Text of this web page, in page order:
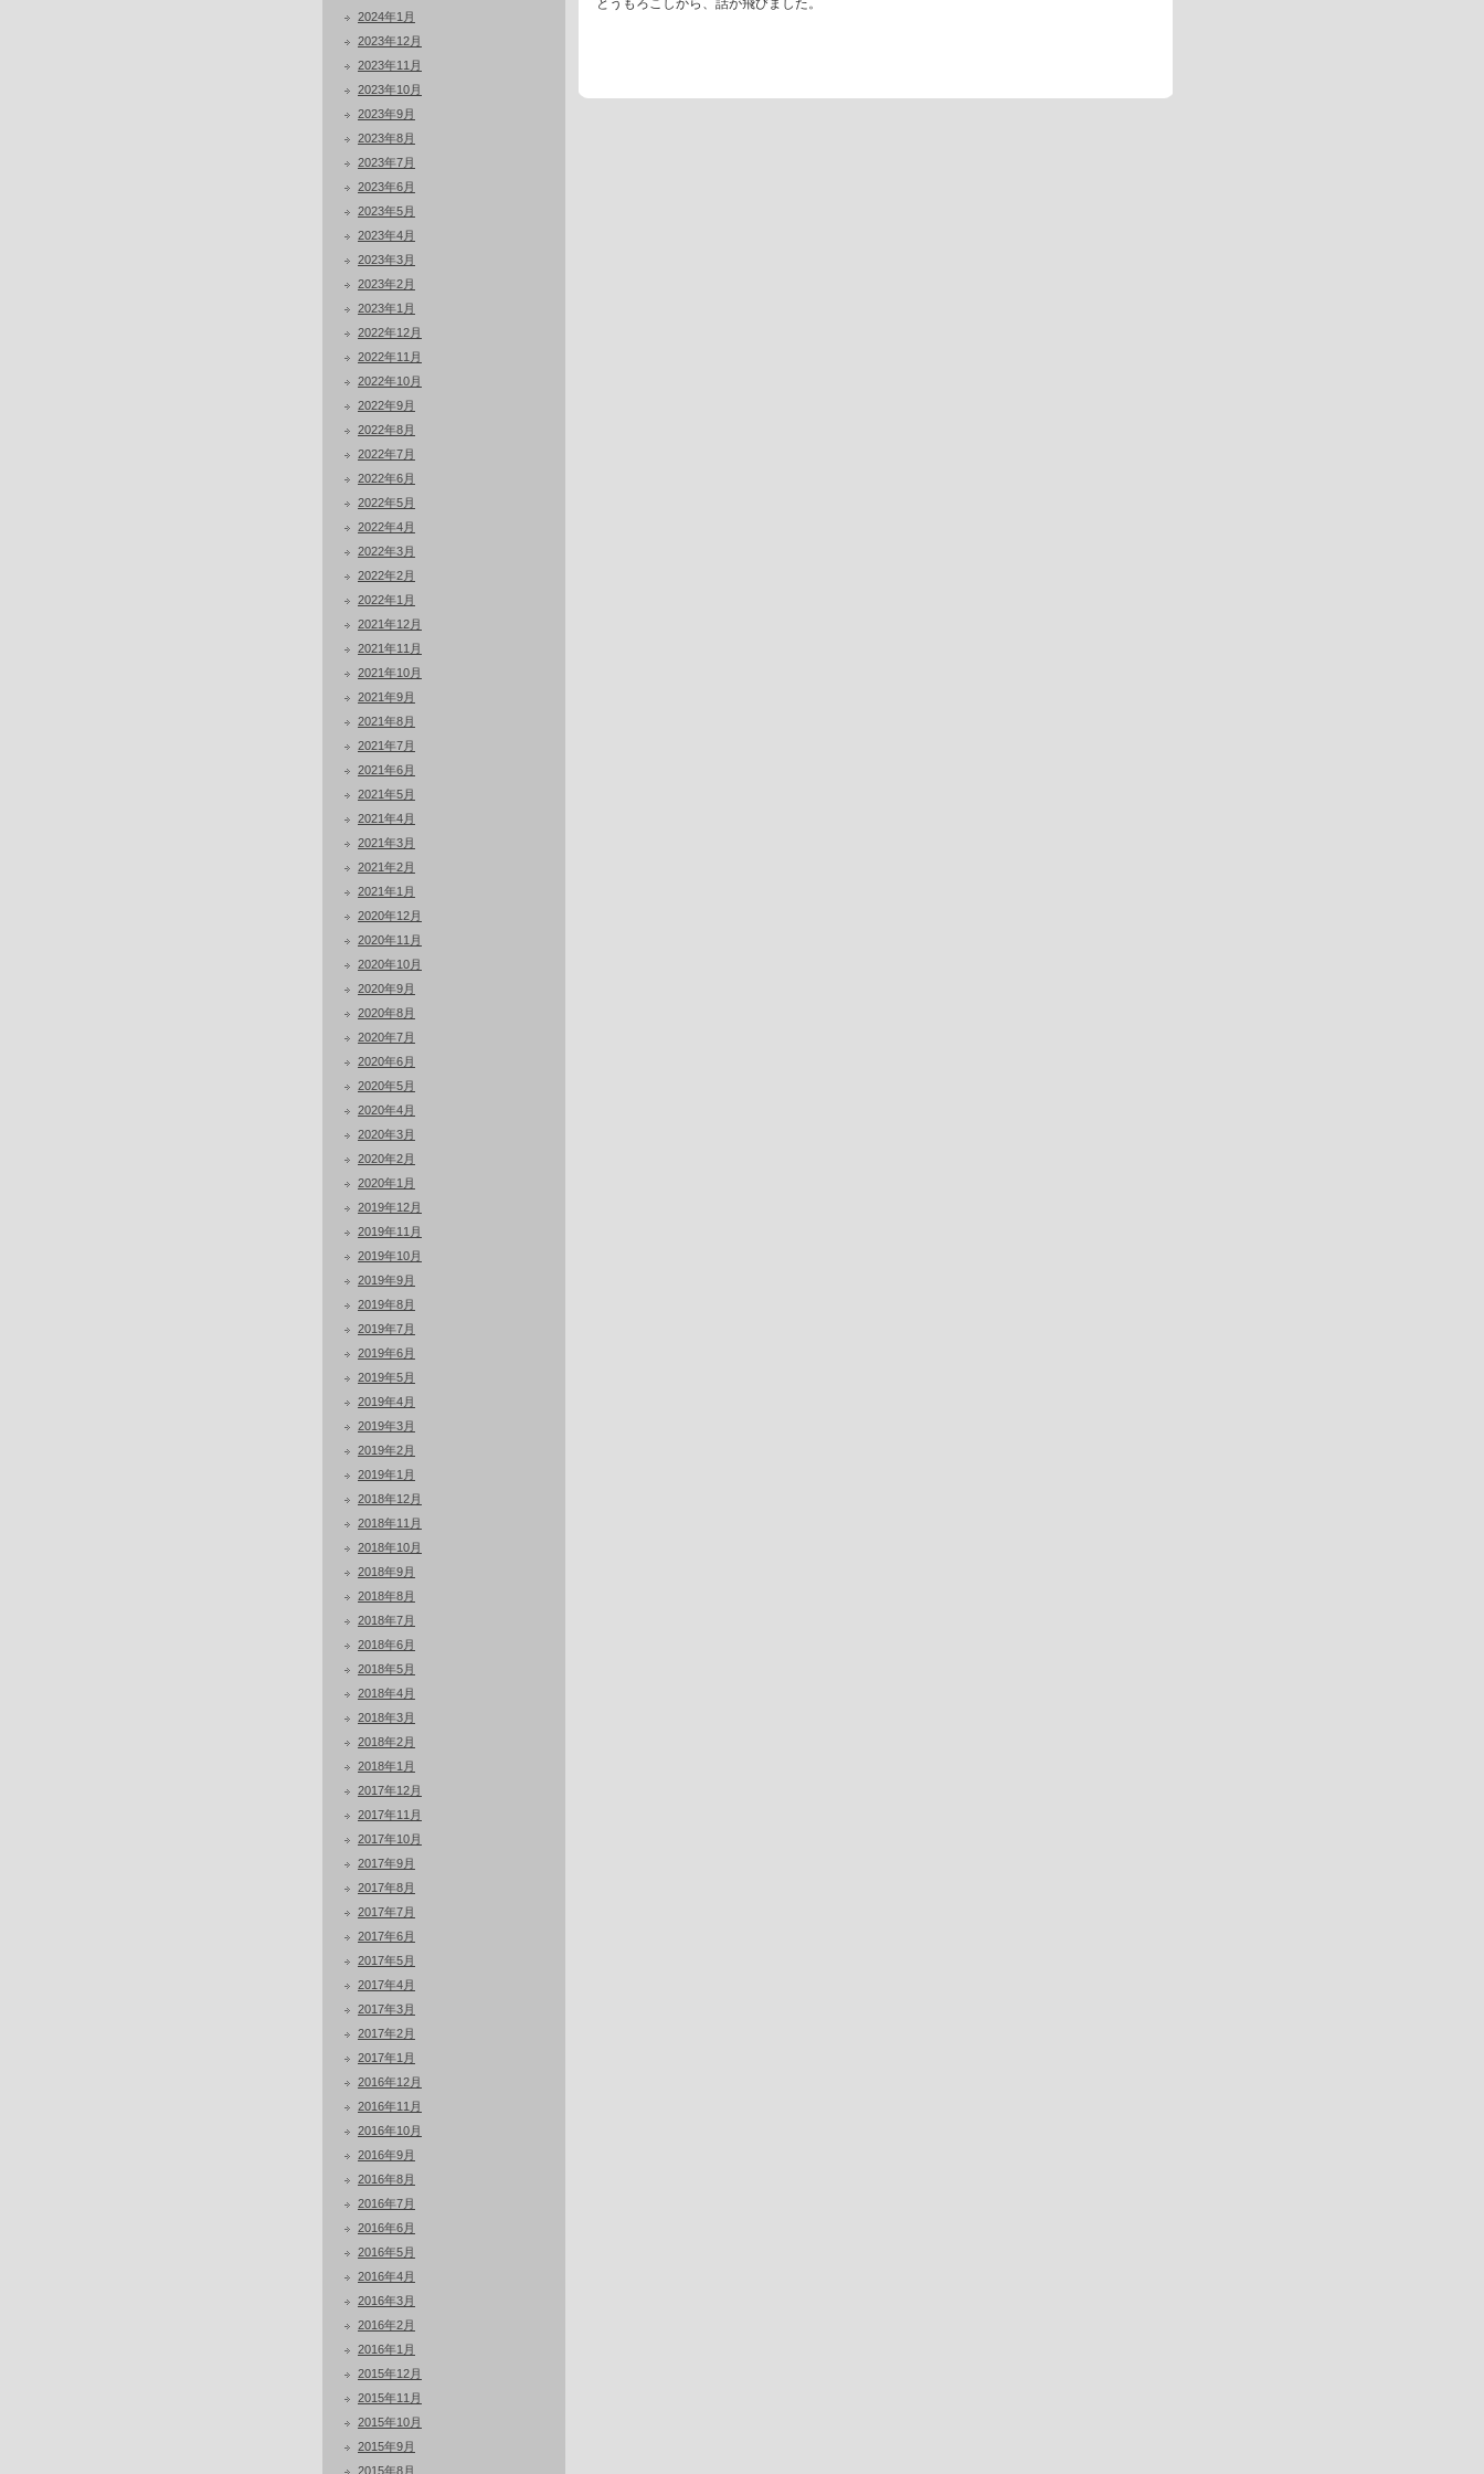
2024年1月
2023年12月
2023年11月
2023年10月
2023年9月
2023年8月
2023年7月
2023年6月
2023年5月
2023年4月
2023年3月
2023年2月
2023年1月
2022年12月
2022年11月
2022年10月
2022年9月
2022年8月
2022年7月
2022年6月
2022年5月
2022年4月
2022年3月
2022年2月
2022年1月
2021年12月
2021年11月
2021年10月
2021年9月
2021年8月
2021年7月
2021年6月
2021年5月
2021年4月
2021年3月
2021年2月
2021年1月
2020年12月
2020年11月
2020年10月
2020年9月
2020年8月
2020年7月
2020年6月
2020年5月
2020年4月
2020年3月
2020年2月
2020年1月
2019年12月
2019年11月
2019年10月
2019年9月
2019年8月
2019年7月
2019年6月
2019年5月
2019年4月
2019年3月
2019年2月
2019年1月
2018年12月
2018年11月
2018年10月
2018年9月
2018年8月
2018年7月
2018年6月
2018年5月
2018年4月
2018年3月
2018年2月
2018年1月
2017年12月
2017年11月
2017年10月
2017年9月
2017年8月
2017年7月
2017年6月
2017年5月
2017年4月
2017年3月
2017年2月
2017年1月
2016年12月
2016年11月
2016年10月
2016年9月
2016年8月
2016年7月
2016年6月
2016年5月
2016年4月
2016年3月
2016年2月
2016年1月
2015年12月
2015年11月
2015年10月
2015年9月
2015年8月